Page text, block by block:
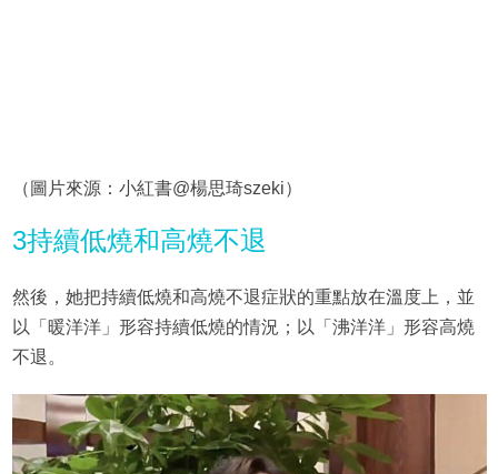
（圖片來源：小紅書@楊思琦szeki）
3持續低燒和高燒不退
然後，她把持續低燒和高燒不退症狀的重點放在溫度上，並
以「暖洋洋」形容持續低燒的情況；以「沸洋洋」形容高燒
不退。